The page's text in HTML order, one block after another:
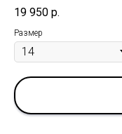
19 950 р.
Размер